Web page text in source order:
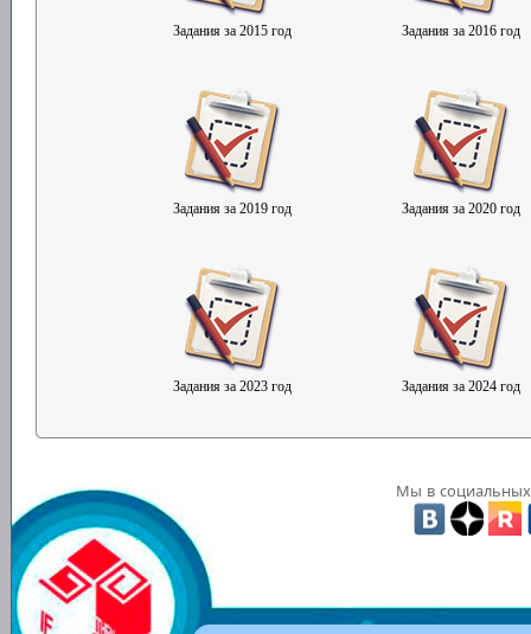
Задания за 2015 год Задания за 2016 год
Задания за 2019 год Задания за 2020 год
Задания за 2023 год Задания за 2024 год
Мы в социальных